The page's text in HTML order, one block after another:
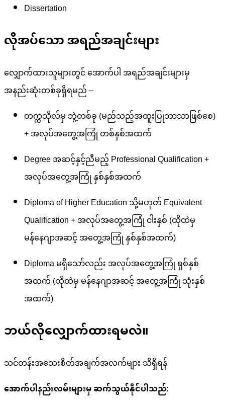
Dissertation
လိုအပ်သော အရည်အချင်းများ
လျှောက်ထားသူများတွင် အောက်ပါ အရည်အချင်းများမှ
အနည်းဆုံးတစ်ခုရှိရမည် –
တက္ကသိုလ်မှ ဘွဲ့တစ်ခု (မည်သည့်အထူးပြုဘာသာဖြစ်စေ)
+ အလုပ်အတွေ့အကြုံ တစ်နှစ်အထက်
Degree အဆင့်နှင့်ညီမည့် Professional Qualification +
အလုပ်အတွေ့အကြုံ နှစ်နှစ်အထက်
Diploma of Higher Education သို့မဟုတ် Equivalent
Qualification + အလုပ်အတွေ့အကြုံ ငါးနှစ် (ထိုထဲမှ
မန်နေဂျာအဆင့် အတွေ့အကြုံ နှစ်နှစ်အထက်)
Diploma မရှိသော်လည်း အလုပ်အတွေ့အကြုံ ရှစ်နှစ်
အထက် (ထိုထဲမှ မန်နေဂျာအဆင့် အတွေ့အကြုံ သုံးနှစ်
အထက်)
ဘယ်လိုလျှောက်ထားရမလဲ။
သင်တန်းအသေးစိတ်အချက်အလက်များ သိရှိရန်
အောက်ပါနည်းလမ်းများမှ ဆက်သွယ်နိုင်ပါသည်: